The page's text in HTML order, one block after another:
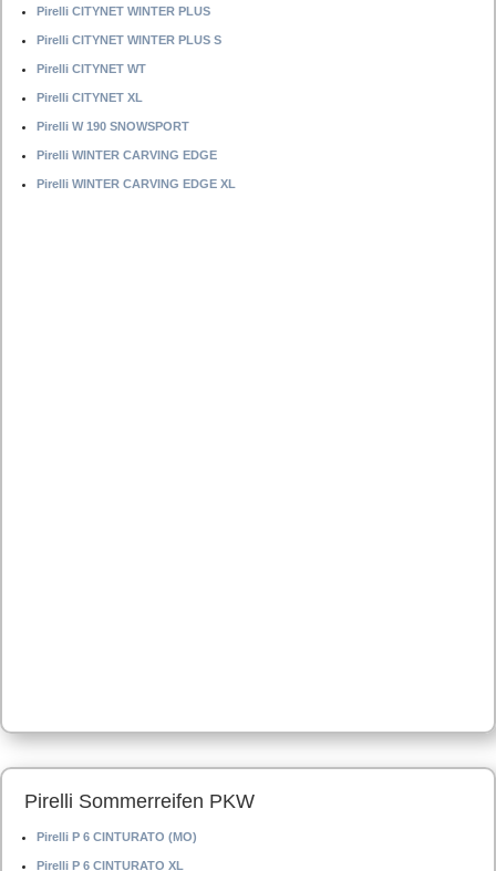
Pirelli CITYNET WINTER PLUS
Pirelli CITYNET WINTER PLUS S
Pirelli CITYNET WT
Pirelli CITYNET XL
Pirelli W 190 SNOWSPORT
Pirelli WINTER CARVING EDGE
Pirelli WINTER CARVING EDGE XL
Pirelli Sommerreifen PKW
Pirelli P 6 CINTURATO (MO)
Pirelli P 6 CINTURATO XL